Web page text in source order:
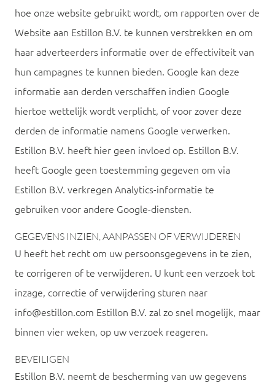
hoe onze website gebruikt wordt, om rapporten over de
Website aan Estillon B.V. te kunnen verstrekken en om
haar adverteerders informatie over de effectiviteit van
hun campagnes te kunnen bieden. Google kan deze
informatie aan derden verschaffen indien Google
hiertoe wettelijk wordt verplicht, of voor zover deze
derden de informatie namens Google verwerken.
Estillon B.V. heeft hier geen invloed op. Estillon B.V.
heeft Google geen toestemming gegeven om via
Estillon B.V. verkregen Analytics-informatie te
gebruiken voor andere Google-diensten.
GEGEVENS INZIEN, AANPASSEN OF VERWIJDEREN
U heeft het recht om uw persoonsgegevens in te zien,
te corrigeren of te verwijderen. U kunt een verzoek tot
inzage, correctie of verwijdering sturen naar
info@estillon.com Estillon B.V. zal zo snel mogelijk, maar
binnen vier weken, op uw verzoek reageren.
BEVEILIGEN
Estillon B.V. neemt de bescherming van uw gegevens